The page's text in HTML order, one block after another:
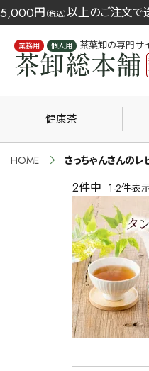
5,000円 （税込） 以上のご注文で
業務用 個人用 茶葉卸の専門サ
健康茶
HOME さっちゃんさんのレ
2件中 1-2件表